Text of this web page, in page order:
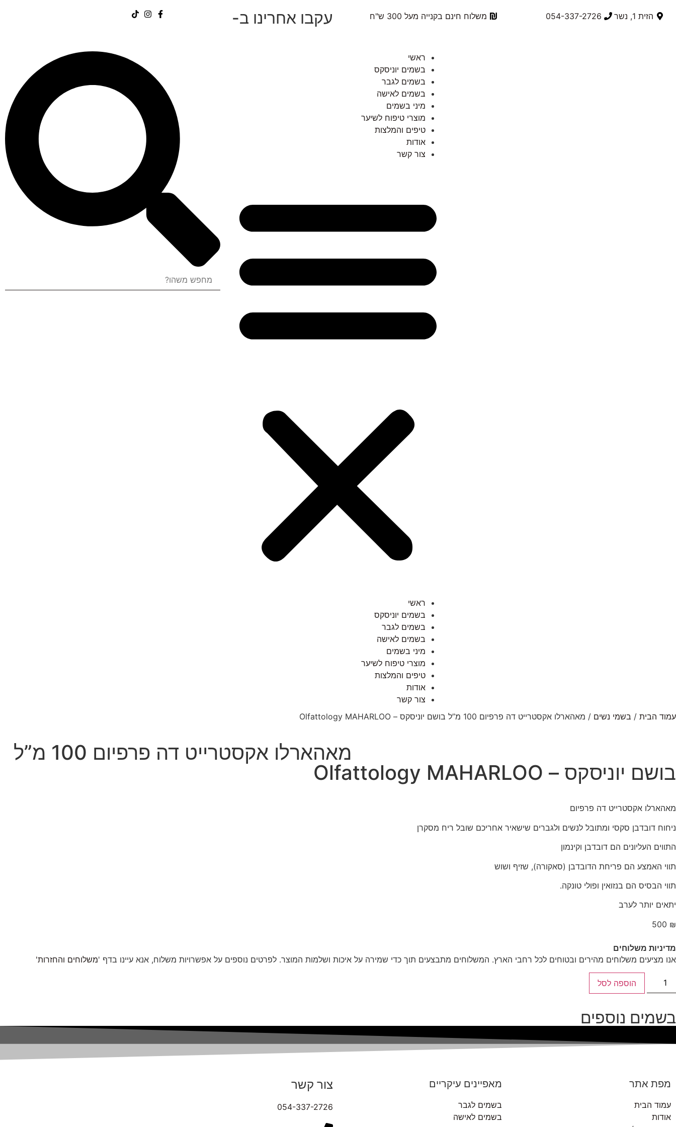
הזית 1, נשר 054-337-2726⁩ משלוח חינם בקנייה מעל 300 ש"ח עקבו אחרינו ב-
ראשי
בשמים יוניסקס
בשמים לגבר
בשמים לאישה
מיני בשמים
מוצרי טיפוח לשיער
טיפים והמלצות
אודות
צור קשר
ראשי
בשמים יוניסקס
בשמים לגבר
בשמים לאישה
מיני בשמים
מוצרי טיפוח לשיער
טיפים והמלצות
אודות
צור קשר
עמוד הבית / בשמי נשים / מאהארלו אקסטרייט דה פרפיום 100 מ”ל בושם יוניסקס – Olfattology MAHARLOO
מאהארלו אקסטרייט דה פרפיום 100 מ”ל
בושם יוניסקס – Olfattology MAHARLOO
מאהארלו אקסטרייט דה פרפיום
ניחוח דובדבן סקסי ומתובל לנשים ולגברים שישאיר אחריכם שובל ריח מסקרן
התווים העליונים הם דובדבן וקינמון
תווי האמצע הם פריחת הדובדבן (סאקורה), שזיף ושוש
תווי הבסיס הם בנזואין ופולי טונקה.
יתאים יותר לערב
500 ₪
מדיניות משלוחים
אנו מציעים משלוחים מהירים ובטוחים לכל רחבי הארץ. המשלוחים מתבצעים תוך כדי שמירה על איכות ושלמות המוצר. לפרטים נוספים על אפשרויות משלוח, אנא עיינו בדף 'משלוחים והחזרות'
הוספה לסל
בשמים נוספים
מפת אתר
עמוד הבית
אודות
מאפיינים עיקריים
בשמים לגבר
בשמים לאישה
צור קשר
054-337-2726